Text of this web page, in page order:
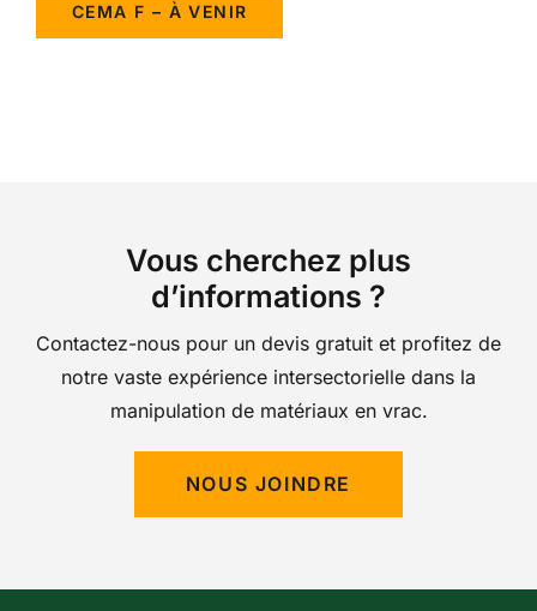
CEMA F – À VENIR
Vous cherchez plus
d’informations ?
Contactez-nous pour un devis gratuit et profitez de
notre vaste expérience intersectorielle dans la
manipulation de matériaux en vrac.
NOUS JOINDRE